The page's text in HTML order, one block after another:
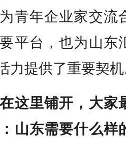
青年企业家交流
平台，也为山东
力提供了重要契机
这里铺开，大家
山东需要什么样